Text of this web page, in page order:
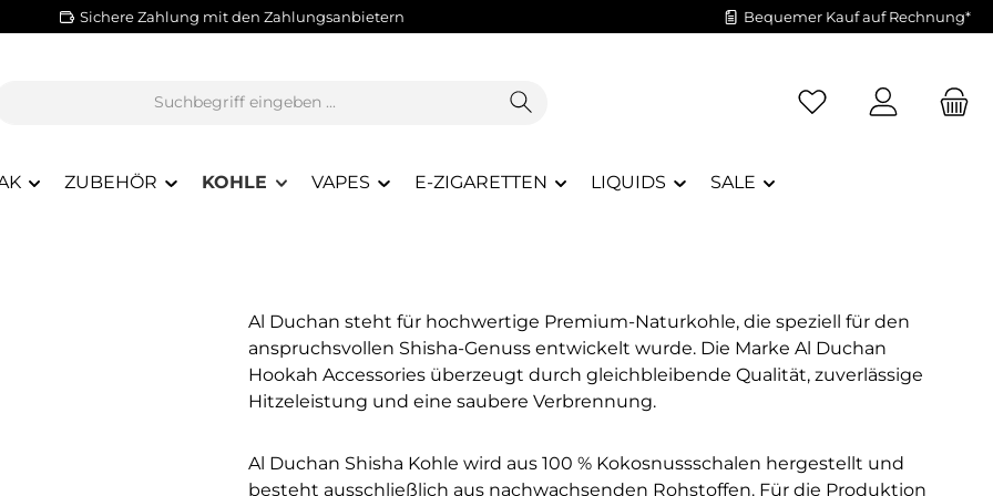
Sichere Zahlung mit den Zahlungsanbietern Bequemer Kauf auf Rechnung*
Du hast 0 Produkte
ZUBEHÖR KOHLE VAPES E-ZIGARETTEN LIQUIDS SALE
Al Duchan steht für hochwertige Premium-Naturkohle, die speziell für den
anspruchsvollen Shisha-Genuss entwickelt wurde. Die Marke Al Duchan
Hookah Accessories überzeugt durch gleichbleibende Qualität, zuverlässige
Hitzeleistung und eine saubere Verbrennung.
Al Duchan Shisha Kohle wird aus 100 % Kokosnussschalen hergestellt und
besteht ausschließlich aus nachwachsenden Rohstoffen. Für die Produktion